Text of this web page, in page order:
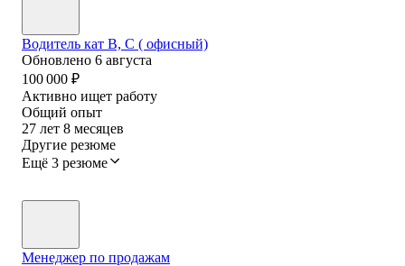
Водитель кат В, С ( офисный)
Обновлено 6 августа
100 000 ₽
Активно ищет работу
Общий опыт
27 лет 8 месяцев
Другие резюме
Ещё 3 резюме
Менеджер по продажам